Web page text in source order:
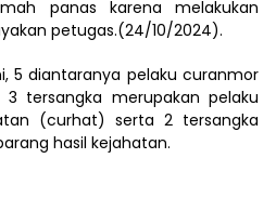
panas karena melakukan
petugas.(24/10/2024).
5 diantaranya pelaku curanmor
3 tersangka merupakan pelaku
(curhat) serta 2 tersangka
hasil kejahatan.